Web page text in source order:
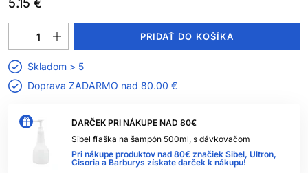
5.15 €
DARČEK PRI NÁKUPE NAD 80€
Sibel fľaška na šampón 500ml, s dávkovačom
Pri nákupe produktov nad 80€ značiek Sibel, Ultron,
Cisoria a Barburys získate darček k nákupu!
PRIDAŤ DO KOŠÍKA
Skladom > 5
Doprava ZADARMO nad 80.00 €